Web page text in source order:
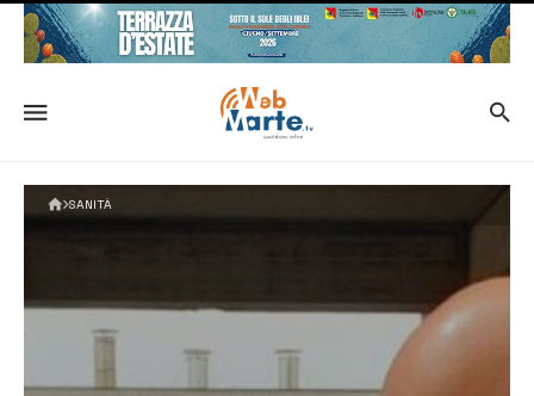
SANITÀ